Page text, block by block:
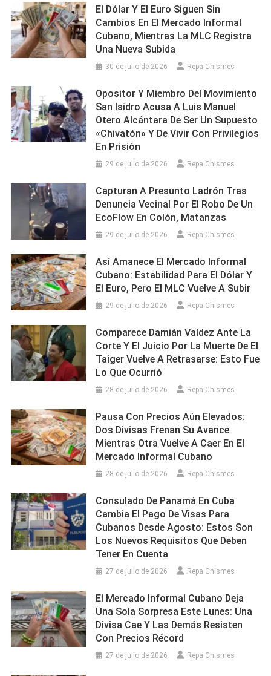
El Dólar Y El Euro Siguen Sin
Cambios En El Mercado Informal
Cubano, Mientras La MLC Registra
Una Nueva Subida
30 de julio de 2026 Repa Chismes
Opositor Y Miembro Del Movimiento
San Isidro Acusa A Luis Manuel
Otero Alcántara De Ser Un Supuesto
«chivatón» Y De Vivir Con Privilegios
En Prisión
29 de julio de 2026 Repa Chismes
Capturan A Presunto Ladrón Tras
Denuncia Vecinal Por El Robo De Un
EcoFlow En Colón, Matanzas
29 de julio de 2026 Repa Chismes
Así Amanece El Mercado Informal
Cubano: Estabilidad Para El Dólar Y
El Euro, Pero El MLC Vuelve A Subir
29 de julio de 2026 Repa Chismes
Comparece Damián Valdez Ante La
Corte Y El Juicio Por La Muerte De El
Taiger Vuelve A Retrasarse: Esto Fue
Lo Que Ocurrió
28 de julio de 2026 Repa Chismes
Pausa Con Precios Aún Elevados:
Dos Divisas Frenan Su Avance
Mientras Otra Vuelve A Caer En El
Mercado Informal Cubano
28 de julio de 2026 Repa Chismes
Consulado De Panamá En Cuba
Cambia El Pago De Visas Para
Cubanos Desde Agosto: Estos Son
Los Nuevos Requisitos Que Deben
Tener En Cuenta
27 de julio de 2026 Repa Chismes
El Mercado Informal Cubano Deja
Una Sola Sorpresa Este Lunes: Una
Divisa Cae Y Las Demás Resisten
Con Precios Récord
27 de julio de 2026 Repa Chismes